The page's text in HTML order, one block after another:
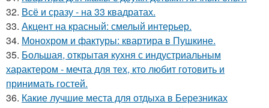
32. Всё и сразу - на 33 квадратах.
33. Акцент на красный: смелый интерьер.
34. Монохром и фактуры: квартира в Пушкине.
35. Большая, открытая кухня с индустриальным
характером - мечта для тех, кто любит готовить и
принимать гостей.
36. Какие лучшие места для отдыха в Березниках